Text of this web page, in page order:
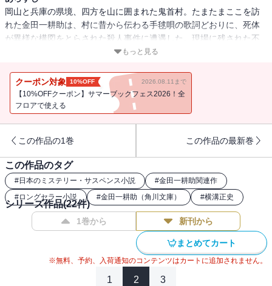
岡山と兵庫の県境、四方を山に囲まれた鬼首村。たまたまここを訪
れた金田一耕助は、村に昔から伝わる手毬唄の歌詞どおりに、死体
が異様な構図をとらされた殺人事件に遭遇した。現場に残された不
思議な暗号はいったい何を表しているのか？ 事件の真相を探るう
るが・・・・・・。戦慄のメロディが予告する連続異常殺人に金田
一耕助が挑戦する本格推理の白眉！カバーイラスト/杉本一文
もっと見る
クーポン対象 10%OFF 2026.08.11まで
【10%OFFクーポン】サマーブックフェス2026！全
フロアで使える
この作品の1巻 この作品の最新巻
この作品のタグ
#日本のミステリー・サスペンス小説 #金田一耕助関連作
#ロングセラー小説 #金田一耕助（角川文庫） #横溝正史
シリーズ作品(22件)
1巻から 新刊から
まとめてカート
※無料、予約、入荷通知のコンテンツはカートに追加されません。
1 2 3